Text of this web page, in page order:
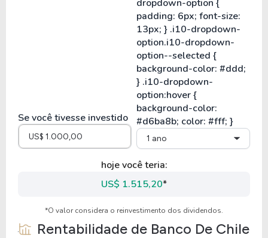
Se você tivesse investido
1 ano
hoje você teria:
US$ 1.515,20*
*O valor considera o reinvestimento dos dividendos.
Rentabilidade de Banco De Chile